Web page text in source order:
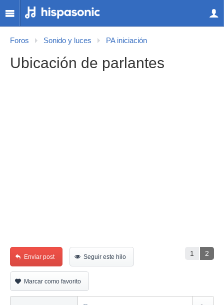
Foros Sonido y luces PA iniciación
Ubicación de parlantes
1 2
Enviar post Seguir este hilo
Marcar como favorito